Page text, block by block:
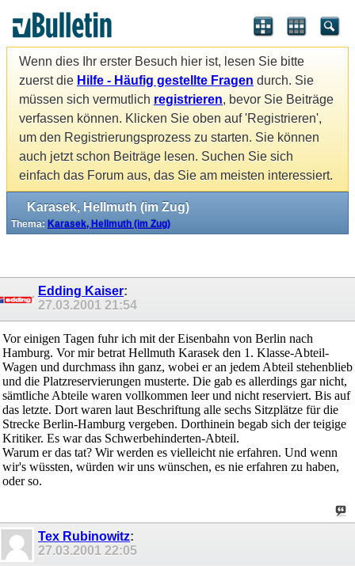
Wenn dies Ihr erster Besuch hier ist, lesen Sie bitte
zuerst die Hilfe - Häufig gestellte Fragen durch. Sie
müssen sich vermutlich registrieren, bevor Sie Beiträge
verfassen können. Klicken Sie oben auf 'Registrieren',
um den Registrierungsprozess zu starten. Sie können
auch jetzt schon Beiträge lesen. Suchen Sie sich
einfach das Forum aus, das Sie am meisten interessiert.
Karasek, Hellmuth (im Zug)
Thema: Karasek, Hellmuth (im Zug)
Edding Kaiser:
27.03.2001 21:54
Vor einigen Tagen fuhr ich mit der Eisenbahn von Berlin nach
Hamburg. Vor mir betrat Hellmuth Karasek den 1. Klasse-Abteil-
Wagen und durchmass ihn ganz, wobei er an jedem Abteil stehenblieb
und die Platzreservierungen musterte. Die gab es allerdings gar nicht,
sämtliche Abteile waren vollkommen leer und nicht reserviert. Bis auf
das letzte. Dort waren laut Beschriftung alle sechs Sitzplätze für die
Strecke Berlin-Hamburg vergeben. Dorthinein begab sich der teigige
Kritiker. Es war das Schwerbehinderten-Abteil.
Warum er das tat? Wir werden es vielleicht nie erfahren. Und wenn
wir's wüssten, würden wir uns wünschen, es nie erfahren zu haben,
oder so.
Tex Rubinowitz:
27.03.2001 22:05